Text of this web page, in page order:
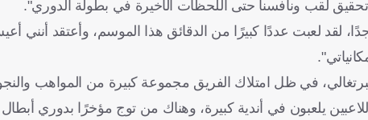
لقب ونافسنا حتى اللحظات الأخيرة في بطولة الدوري".
لقد لعبت عددًا كبيرًا من الدقائق هذا الموسم، وأعتقد أنني
في ظل امتلاك الفريق مجموعة كبيرة من المواهب
يلعبون في أندية كبيرة، وهناك من توج مؤخرًا بدوري أبطال